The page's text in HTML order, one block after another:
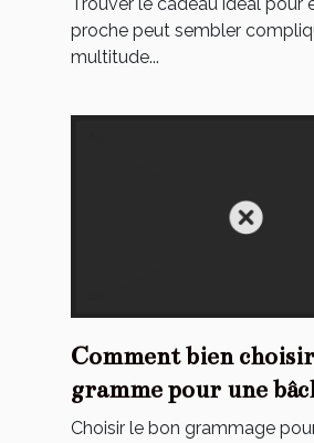
proche peut sembler
multitude...
Comment bien
gramme pour une
protection ?
Choisir le bon grammage